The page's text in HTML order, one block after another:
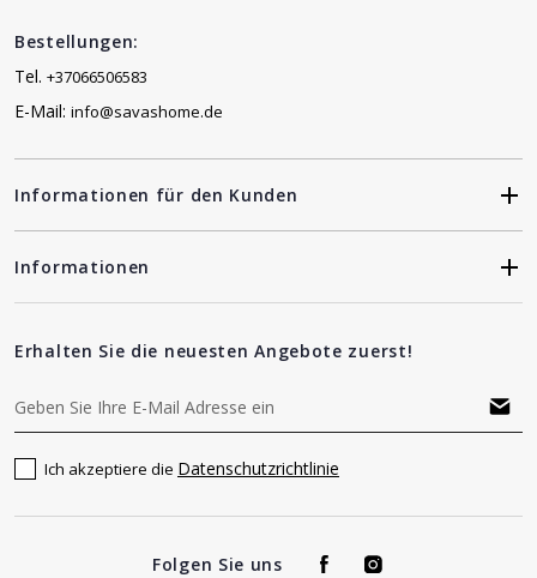
Bestellungen:
Tel. +37066506583
E-Mail: info@savashome.de
Informationen für den Kunden
Informationen
Erhalten Sie die neuesten Angebote zuerst!
Ich akzeptiere die Datenschutzrichtlinie
Folgen Sie uns